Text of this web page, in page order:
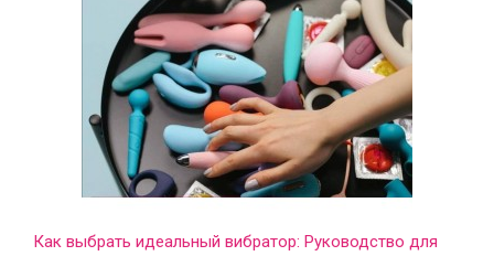
Как выбрать идеальный вибратор: Руководство для